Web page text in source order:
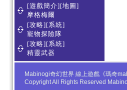
[遊戲簡介][地圖]
摩格梅爾
[攻略][系統]
寵物探險隊
[攻略][系統]
精靈武器
Mabinogi奇幻世界 線上遊戲《瑪奇
Copyright All Rights Reserved